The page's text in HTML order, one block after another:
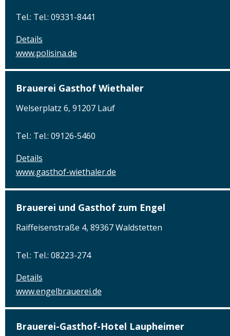
Tel.: Tel.: 09331-8441
Details
www.polisina.de
Brauerei Gasthof Wiethaler
Welserplatz 6, 91207 Lauf
Tel.: Tel.: 09126-5460
Details
www.gasthof-wiethaler.de
Brauerei und Gasthof zum Engel
Raiffeisenstraße 4, 89367 Waldstetten
Tel.: Tel.: 08223-274
Details
www.engelbrauerei.de
Brauerei-Gasthof-Hotel Laupheimer